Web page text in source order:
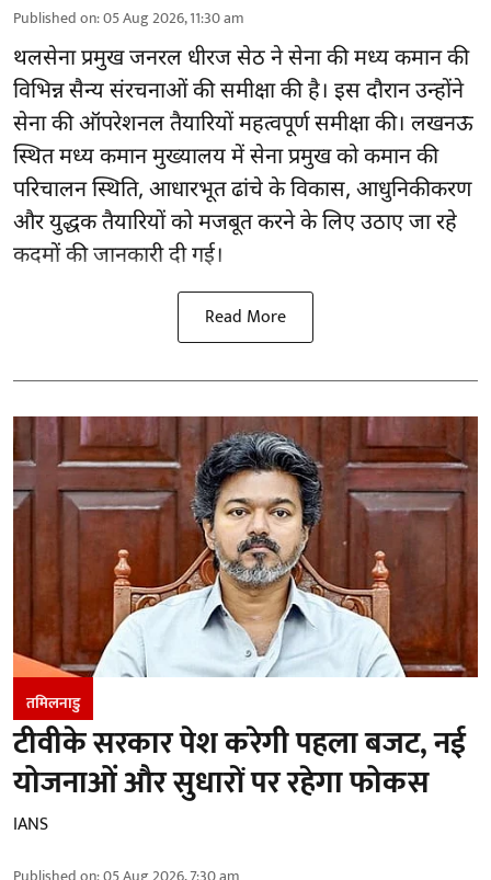
Published on:05 Aug 2026, 11:30 am
थलसेना प्रमुख जनरल धीरज सेठ ने सेना की मध्य कमान की
विभिन्न सैन्य संरचनाओं की समीक्षा की है। इस दौरान उन्होंने
सेना की ऑपरेशनल तैयारियों महत्वपूर्ण समीक्षा की। लखनऊ
स्थित मध्य कमान मुख्यालय में सेना प्रमुख को कमान की
परिचालन स्थिति, आधारभूत ढांचे के विकास, आधुनिकीकरण
और युद्धक तैयारियों को मजबूत करने के लिए उठाए जा रहे
कदमों की जानकारी दी गई।
Read More
तमिलनाडु
टीवीके सरकार पेश करेगी पहला बजट, नई
योजनाओं और सुधारों पर रहेगा फोकस
IANS